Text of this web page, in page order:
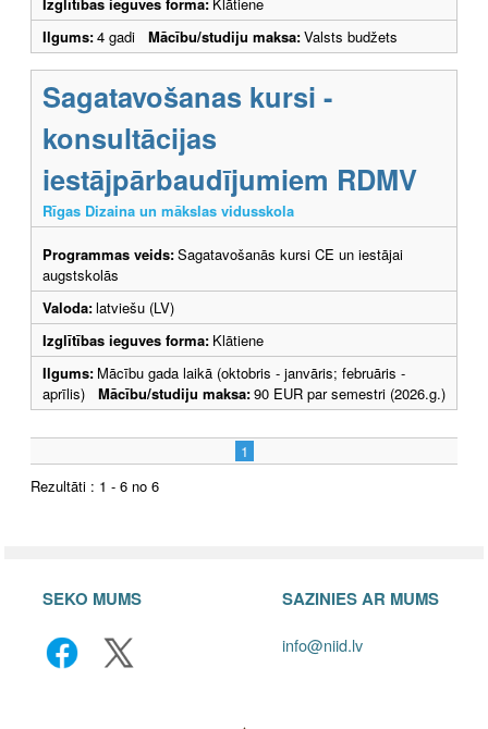
Izglītības ieguves forma: Klātiene
Ilgums:4 gadi Mācību/studiju maksa:Valsts budžets
Sagatavošanas kursi -
konsultācijas
iestājpārbaudījumiem RDMV
Rīgas Dizaina un mākslas vidusskola
Programmas veids:Sagatavošanās kursi CE un iestājai
augstskolās
Valoda:latviešu (LV)
Izglītības ieguves forma: Klātiene
Ilgums: Mācību gada laikā (oktobris - janvāris; februāris -
aprīlis) Mācību/studiju maksa:90 EUR par semestri (2026.g.)
1
Rezultāti : 1 - 6 no 6
SEKO MUMS SAZINIES AR MUMS
info@niid.lv